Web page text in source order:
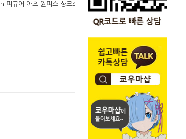
규어 아츠 원피스 샹크스&어린
149,000원
SOLD OUT